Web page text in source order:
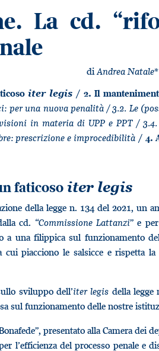
La cd.
diAndrea Natale*
iter legis / 2. Il
per una nuova penalità / 3.2. Le
in materia di UPP e PPT / 3.4.
prescrizione e improcedibilità / 4.
faticoso iter legis
della legge n. 134 del 2021, un
cd. “Commissione Lattanzi” e
a una filippica sul funzionamento
cui piacciono le salsicce e rispetta
sviluppo dell’iter legis della legge
sul funzionamento delle nostre
presentato alla Camera dei
l’efficienza del processo penale e